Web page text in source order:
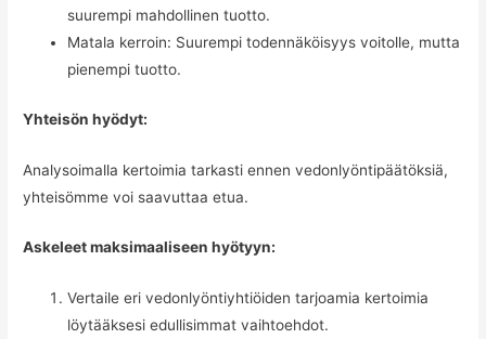
suurempi mahdollinen tuotto.
Matala kerroin: Suurempi todennäköisyys voitolle, mutta
pienempi tuotto.
Yhteisön hyödyt:
Analysoimalla kertoimia tarkasti ennen vedonlyöntipäätöksiä,
yhteisömme voi saavuttaa etua.
Askeleet maksimaaliseen hyötyyn:
Vertaile eri vedonlyöntiyhtiöiden tarjoamia kertoimia
löytääksesi edullisimmat vaihtoehdot.